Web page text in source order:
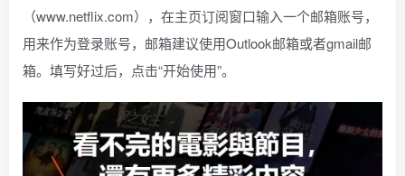
（www.netflix.com），在主页订阅窗口输入一个邮箱账号，
用来作为登录账号，邮箱建议使用Outlook邮箱或者gmail邮
箱。填写好过后，点击“开始使用”。